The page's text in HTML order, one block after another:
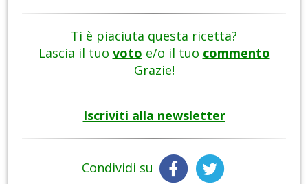
Ti è piaciuta questa ricetta?
Lascia il tuo voto e/o il tuo commento
Grazie!
Iscriviti alla newsletter
Condividi su